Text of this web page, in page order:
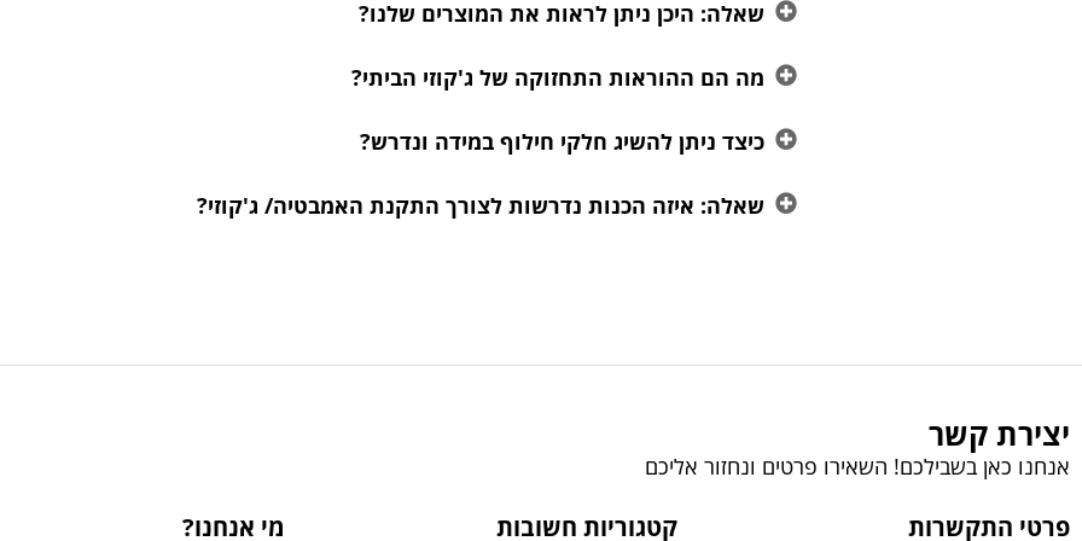
שאלה: היכן ניתן לראות את המוצרים שלנו?
מה הם ההוראות התחזוקה של ג'קוזי הביתי?
כיצד ניתן להשיג חלקי חילוף במידה ונדרש?
שאלה: איזה הכנות נדרשות לצורך התקנת האמבטיה/ ג'קוזי?
יצירת קשר
אנחנו כאן בשבילכם! השאירו פרטים ונחזור אליכם
פרטי התקשרות קטגוריות חשובות מי אנחנו?